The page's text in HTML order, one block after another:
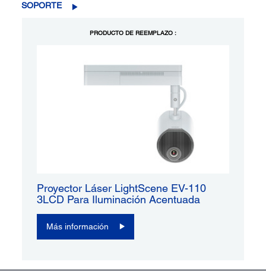
SOPORTE
PRODUCTO DE REEMPLAZO :
Proyector Láser LightScene EV-110
3LCD Para Iluminación Acentuada
Más información